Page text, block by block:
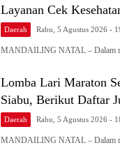
Layanan Cek
Daerah Rabu, 5 Agustus 2026 -
MANDAILING NATAL – Dalam
Lomba Lari Maraton
Siabu, Berikut Daftar
Daerah Rabu, 5 Agustus 2026 -
MANDAILING NATAL – Dalam